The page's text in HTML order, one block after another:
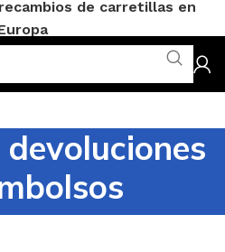
de carretillas en